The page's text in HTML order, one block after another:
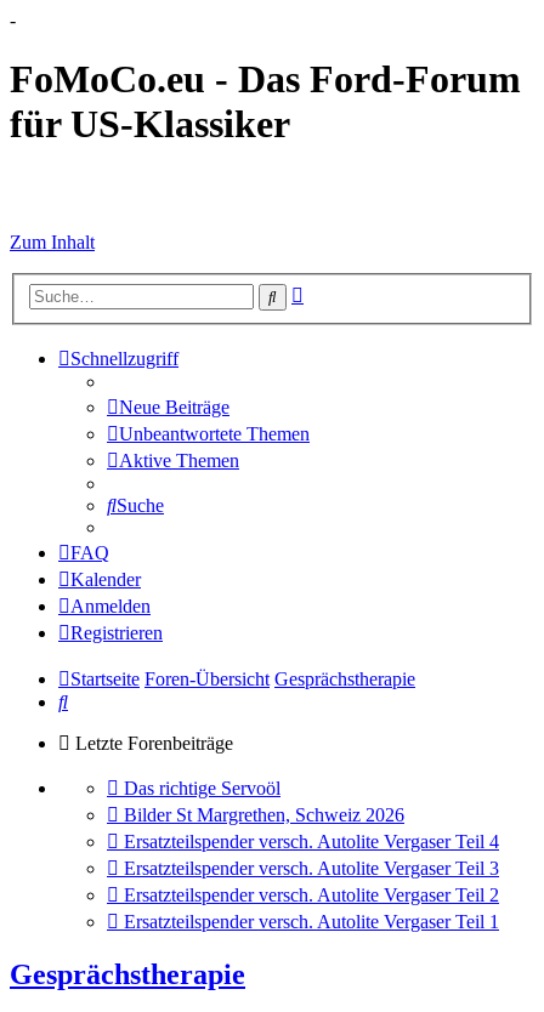
-
FoMoCo.eu - Das Ford-Forum
für US-Klassiker
Zum Inhalt
Suche
Schnellzugriff
Neue Beiträge
Unbeantwortete Themen
Aktive Themen
Suche
FAQ
Kalender
Anmelden
Registrieren
Startseite Foren-Übersicht Gesprächstherapie
Suche
Letzte Forenbeiträge
Gehe
zum
letzten
Beitrag
Das richtige Servoöl
Gehe
zum
letzten
Beitrag
Bilder St Margrethen, Schweiz 2026
Gehe
zum
letzten
Beitrag
Ersatzteilspender versch. Autolite Vergaser Teil 4
Gehe
zum
letzten
Beitrag
Ersatzteilspender versch. Autolite Vergaser Teil 3
Gehe
zum
letzten
Ersatzteilspender versch. Autolite Vergaser Teil 2
Gehe
letzten
Beitrag
Ersatzteilspender versch. Autolite Vergaser Teil 1
Gesprächstherapie